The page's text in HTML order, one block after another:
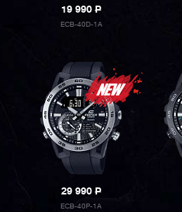
19 990P
ECB-40D-1A
29 990P
ECB-40P-1A